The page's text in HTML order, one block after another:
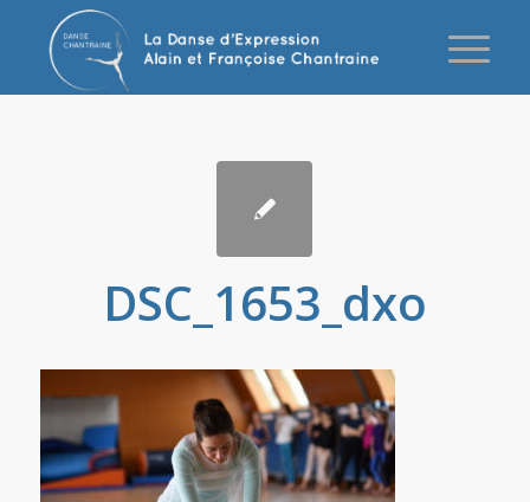
DSC_1653_dxo